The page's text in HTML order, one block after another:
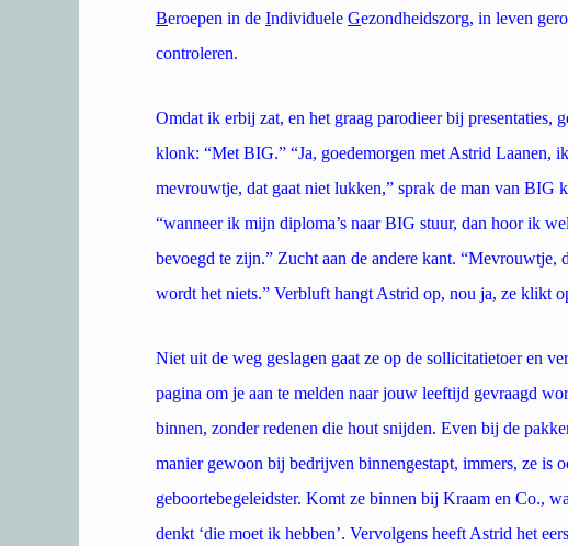
Beroepen in de Individuele Gezondheidszorg, in leven
controleren.
Omdat ik erbij zat, en het graag parodieer bij presentaties,
klonk: “Met BIG.” “Ja, goedemorgen met Astrid
mevrouwtje, dat gaat niet lukken,” sprak de man van BIG
“wanneer ik mijn diploma’s naar BIG stuur, dan hoor ik
bevoegd te zijn.” Zucht aan de andere kant. “Mevrouwtje,
wordt het niets.” Verbluft hangt Astrid op, nou ja, ze klikt
Niet uit de weg geslagen gaat ze op de sollicitatietoer en
pagina om je aan te melden naar jouw leeftijd gevraagd
binnen, zonder redenen die hout snijden. Even bij de
manier gewoon bij bedrijven binnengestapt, immers, ze is
geboortebegeleidster. Komt ze binnen bij Kraam en Co.,
denkt ‘die moet ik hebben’. Vervolgens heeft Astrid het